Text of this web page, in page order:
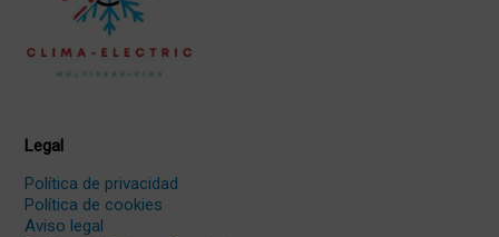
Legal
Política de privacidad
Política de cookies
Aviso legal